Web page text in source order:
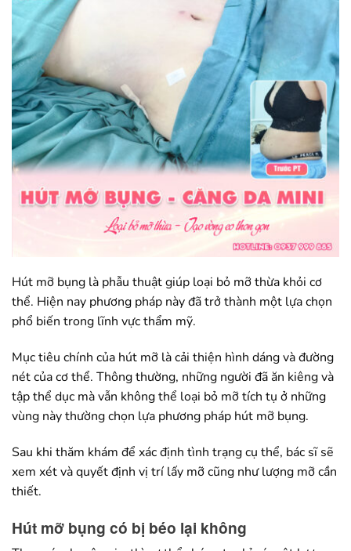
Hút mỡ bụng là phẫu thuật giúp loại bỏ mỡ thừa khỏi cơ
thể. Hiện nay phương pháp này đã trở thành một lựa chọn
phổ biến trong lĩnh vực thẩm mỹ.
Mục tiêu chính của hút mỡ là cải thiện hình dáng và đường
nét của cơ thể. Thông thường, những người đã ăn kiêng và
tập thể dục mà vẫn không thể loại bỏ mỡ tích tụ ở những
vùng này thường chọn lựa phương pháp hút mỡ bụng.
Sau khi thăm khám để xác định tình trạng cụ thể, bác sĩ sẽ
xem xét và quyết định vị trí lấy mỡ cũng như lượng mỡ cần
thiết.
Hút mỡ bụng có bị béo lại không